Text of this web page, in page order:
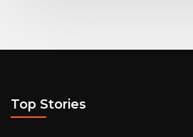
Top Stories